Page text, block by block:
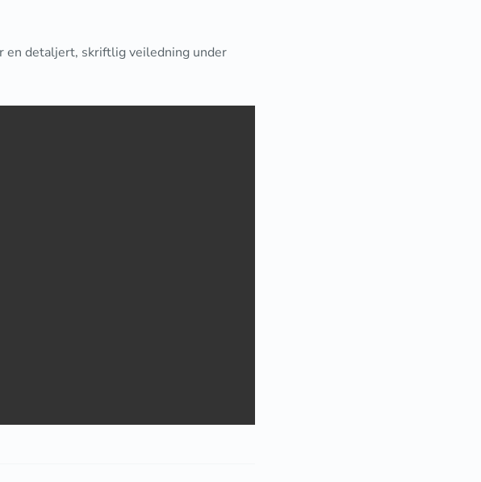
en detaljert, skriftlig veiledning under